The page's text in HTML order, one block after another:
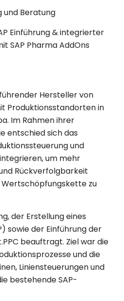
und Beratung
Einführung & integrierter
SAP Pharma AddOns
Hersteller von
Produktionsstandorten in
Im Rahmen ihrer
entschied sich das
und
um mehr
Rückverfolgbarkeit
zu
der Erstellung eines
sowie der Einführung der
beauftragt. Ziel war die
und die
Liniensteuerungen und
bestehende SAP-